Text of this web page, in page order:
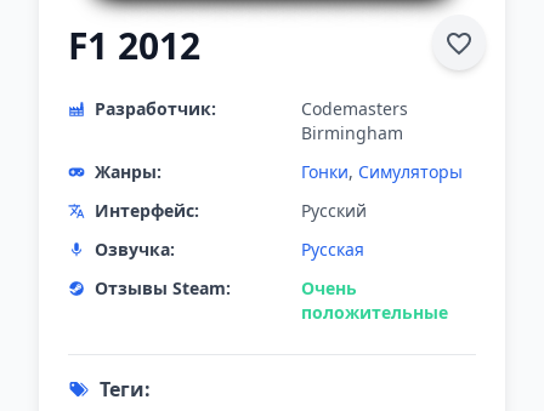
F1 2012
Разработчик:
Codemasters
Birmingham
Жанры:
Гонки, Симуляторы
Интерфейс:
Русский
Озвучка:
Русская
Отзывы Steam:
Очень
положительные
Теги: